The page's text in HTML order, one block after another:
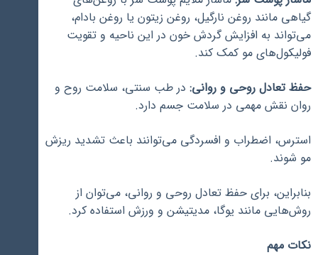
گیاهی مانند روغن نارگیل، روغن زیتون یا روغن بادام،
می‌تواند به افزایش گردش خون در این ناحیه و تقویت
فولیکول‌های مو کمک کند.
حفظ تعادل روحی و روانی: در طب سنتی، سلامت روح و
روان نقش مهمی در سلامت جسم دارد.
استرس، اضطراب و افسردگی می‌توانند باعث تشدید ریزش
مو شوند.
بنابراین، برای حفظ تعادل روحی و روانی، می‌توان از
روش‌هایی مانند یوگا، مدیتیشن و ورزش استفاده کرد.
نکات مهم